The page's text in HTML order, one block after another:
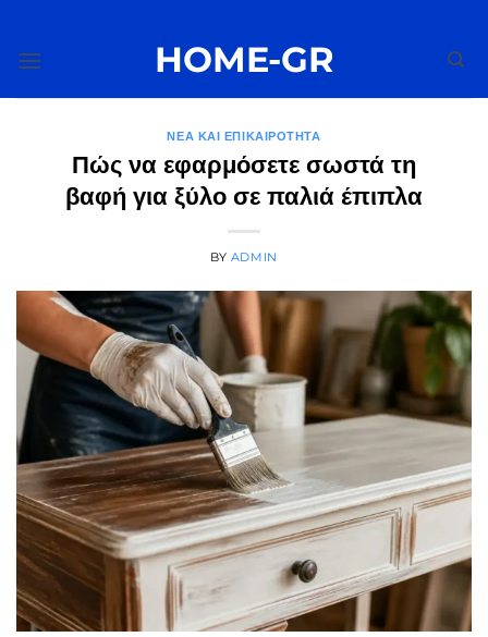
περιεχόμενο
HOME-GR
ΝΈΑ ΚΑΙ ΕΠΙΚΑΙΡΌΤΗΤΑ
Πώς να εφαρμόσετε σωστά τη
βαφή για ξύλο σε παλιά έπιπλα
BY ADMIN